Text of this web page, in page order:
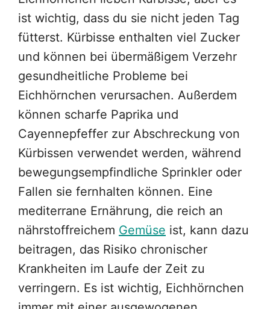
ist wichtig, dass du sie nicht jeden Tag
fütterst. Kürbisse enthalten viel Zucker
und können bei übermäßigem Verzehr
gesundheitliche Probleme bei
Eichhörnchen verursachen. Außerdem
können scharfe Paprika und
Cayennepfeffer zur Abschreckung von
Kürbissen verwendet werden, während
bewegungsempfindliche Sprinkler oder
Fallen sie fernhalten können. Eine
mediterrane Ernährung, die reich an
nährstoffreichem Gemüse ist, kann dazu
beitragen, das Risiko chronischer
Krankheiten im Laufe der Zeit zu
verringern. Es ist wichtig, Eichhörnchen